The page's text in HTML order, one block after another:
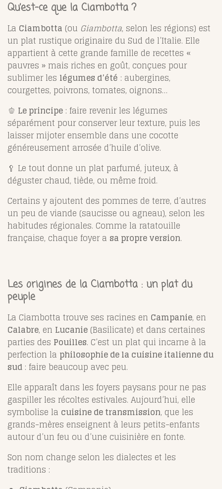
Qu’est-ce que la Ciambotta ?
La Ciambotta (ou Giambotta, selon les régions) est
un plat rustique originaire du Sud de l’Italie. Elle
appartient à cette grande famille de recettes «
pauvres » mais riches en goût, conçues pour
sublimer les légumes d’été : aubergines,
courgettes, poivrons, tomates, oignons…
🫑 Le principe : faire revenir les légumes
séparément pour conserver leur texture, puis les
laisser mijoter ensemble dans une cocotte
généreusement arrosée d’huile d’olive.
🥄 Le tout donne un plat parfumé, juteux, à
déguster chaud, tiède, ou même froid.
Certains y ajoutent des pommes de terre, d’autres
un peu de viande (saucisse ou agneau), selon les
habitudes régionales. Comme la ratatouille
française, chaque foyer a sa propre version.
Les origines de la Ciambotta : un plat du
peuple
La Ciambotta trouve ses racines en Campanie, en
Calabre, en Lucanie (Basilicate) et dans certaines
parties des Pouilles. C’est un plat qui incarne à la
perfection la philosophie de la cuisine italienne du
sud : faire beaucoup avec peu.
Elle apparaît dans les foyers paysans pour ne pas
gaspiller les récoltes estivales. Aujourd’hui, elle
symbolise la cuisine de transmission, que les
grands-mères enseignent à leurs petits-enfants
autour d’un feu ou d’une cuisinière en fonte.
Son nom change selon les dialectes et les
traditions :